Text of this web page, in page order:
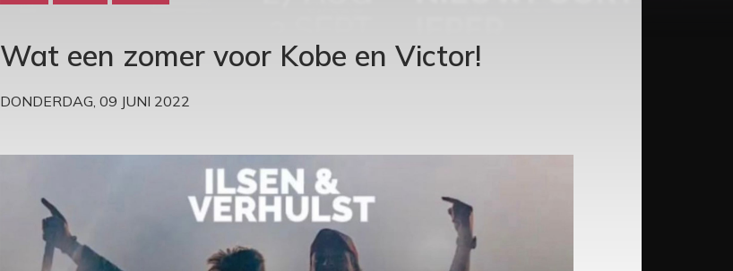
Wat een zomer voor Kobe en Victor!
DONDERDAG, 09 JUNI 2022